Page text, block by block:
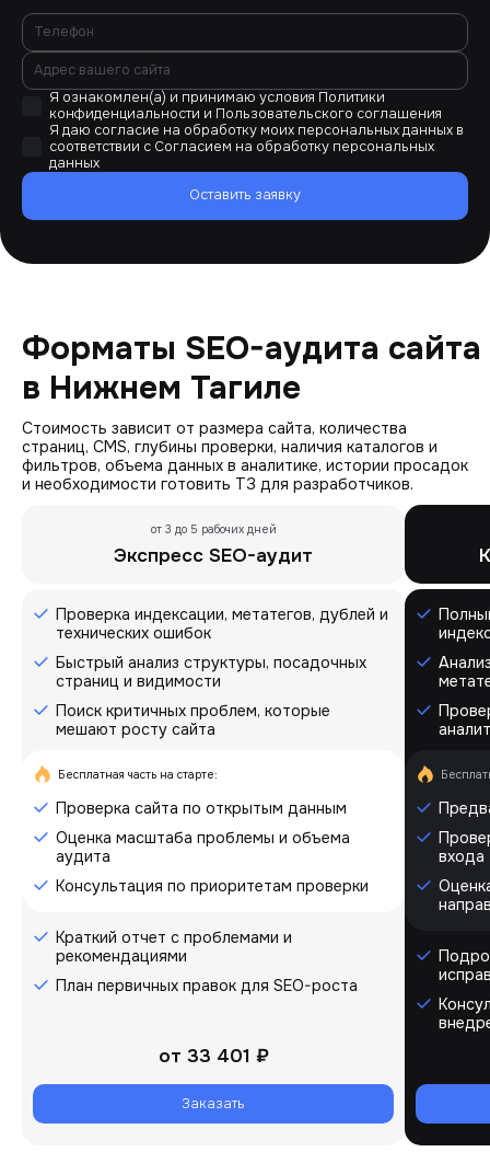
Я ознакомлен(а) и принимаю условия Политики
конфиденциальности и Пользовательского соглашения
Я даю согласие на обработку моих персональных данных в
соответствии с Согласием на обработку персональных
данных
Оставить заявку
Форматы SEO-аудита сайта
в Нижнем Тагиле
Стоимость зависит от размера сайта, количества
страниц, CMS, глубины проверки, наличия каталогов и
фильтров, объема данных в аналитике, истории просадок
и необходимости готовить ТЗ для разработчиков.
от 3 до 5 рабочих дней
Экспресс SEO-аудит
Проверка индексации, метатегов, дублей и
технических ошибок
Быстрый анализ структуры, посадочных
страниц и видимости
Поиск критичных проблем, которые
мешают росту сайта
Бесплатная часть на старте:
Проверка сайта по открытым данным
Оценка масштаба проблемы и объема
аудита
Консультация по приоритетам проверки
Краткий отчет с проблемами и
рекомендациями
План первичных правок для SEO-роста
от 33 401 ₽
Заказать
входа